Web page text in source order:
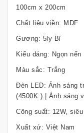
100cm x 200cm
Chất liệu viền: MDF
Gương: 5ly Bỉ
Kiểu dáng: Ngọn nến
Màu sắc: Trắng
Đèn LED: Ánh sáng
(4500K ) | Ánh sáng
Công suất: 12W,
Xuất xứ: Việt Nam